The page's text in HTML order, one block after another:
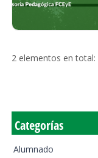
2 elementos en total:
Categorías
Alumnado